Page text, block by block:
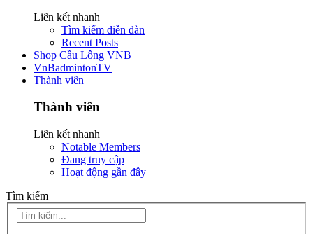
Liên kết nhanh
Tìm kiếm diễn đàn
Recent Posts
Shop Cầu Lông VNB
VnBadmintonTV
Thành viên
Thành viên
Liên kết nhanh
Notable Members
Đang truy cập
Hoạt động gần đây
Tìm kiếm